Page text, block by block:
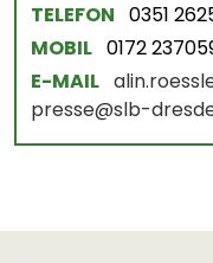
TELEFON 0351
MOBIL 0172
E-MAIL
presse@slb-